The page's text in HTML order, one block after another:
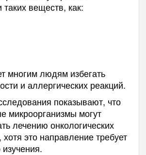
веществ, как:
многим людям избегать
и аллергических реакций.
показывают, что
микроорганизмы могут
лечению онкологических
это направление требует